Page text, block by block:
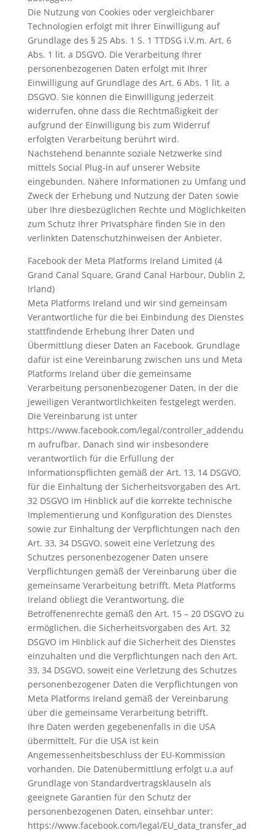
Die Nutzung von Cookies oder vergleichbarer
Technologien erfolgt mit Ihrer Einwilligung auf
Grundlage des § 25 Abs. 1 S. 1 TTDSG i.V.m. Art. 6
Abs. 1 lit. a DSGVO. Die Verarbeitung Ihrer
personenbezogenen Daten erfolgt mit Ihrer
Einwilligung auf Grundlage des Art. 6 Abs. 1 lit. a
DSGVO. Sie können die Einwilligung jederzeit
widerrufen, ohne dass die Rechtmäßigkeit der
aufgrund der Einwilligung bis zum Widerruf
erfolgten Verarbeitung berührt wird.
Nachstehend benannte soziale Netzwerke sind
mittels Social Plug-in auf unserer Website
eingebunden. Nähere Informationen zu Umfang und
Zweck der Erhebung und Nutzung der Daten sowie
über Ihre diesbezüglichen Rechte und Möglichkeiten
zum Schutz Ihrer Privatsphäre finden Sie in den
verlinkten Datenschutzhinweisen der Anbieter.
Facebook der Meta Platforms Ireland Limited (4
Grand Canal Square, Grand Canal Harbour, Dublin 2,
Irland)
Meta Platforms Ireland und wir sind gemeinsam
Verantwortliche für die bei Einbindung des Dienstes
stattfindende Erhebung Ihrer Daten und
Übermittlung dieser Daten an Facebook. Grundlage
dafür ist eine Vereinbarung zwischen uns und Meta
Platforms Ireland über die gemeinsame
Verarbeitung personenbezogener Daten, in der die
jeweiligen Verantwortlichkeiten festgelegt werden.
Die Vereinbarung ist unter
https://www.facebook.com/legal/controller_addendu
m aufrufbar. Danach sind wir insbesondere
verantwortlich für die Erfüllung der
Informationspflichten gemäß der Art. 13, 14 DSGVO,
für die Einhaltung der Sicherheitsvorgaben des Art.
32 DSGVO im Hinblick auf die korrekte technische
Implementierung und Konfiguration des Dienstes
sowie zur Einhaltung der Verpflichtungen nach den
Art. 33, 34 DSGVO, soweit eine Verletzung des
Schutzes personenbezogener Daten unsere
Verpflichtungen gemäß der Vereinbarung über die
gemeinsame Verarbeitung betrifft. Meta Platforms
Ireland obliegt die Verantwortung, die
Betroffenenrechte gemäß den Art. 15 – 20 DSGVO zu
ermöglichen, die Sicherheitsvorgaben des Art. 32
DSGVO im Hinblick auf die Sicherheit des Dienstes
einzuhalten und die Verpflichtungen nach den Art.
33, 34 DSGVO, soweit eine Verletzung des Schutzes
personenbezogener Daten die Verpflichtungen von
Meta Platforms Ireland gemäß der Vereinbarung
über die gemeinsame Verarbeitung betrifft.
Ihre Daten werden gegebenenfalls in die USA
übermittelt. Für die USA ist kein
Angemessenheitsbeschluss der EU-Kommission
vorhanden. Die Datenübermittlung erfolgt u.a auf
Grundlage von Standardvertragsklauseln als
geeignete Garantien für den Schutz der
personenbezogenen Daten, einsehbar unter:
https://www.facebook.com/legal/EU_data_transfer_ad